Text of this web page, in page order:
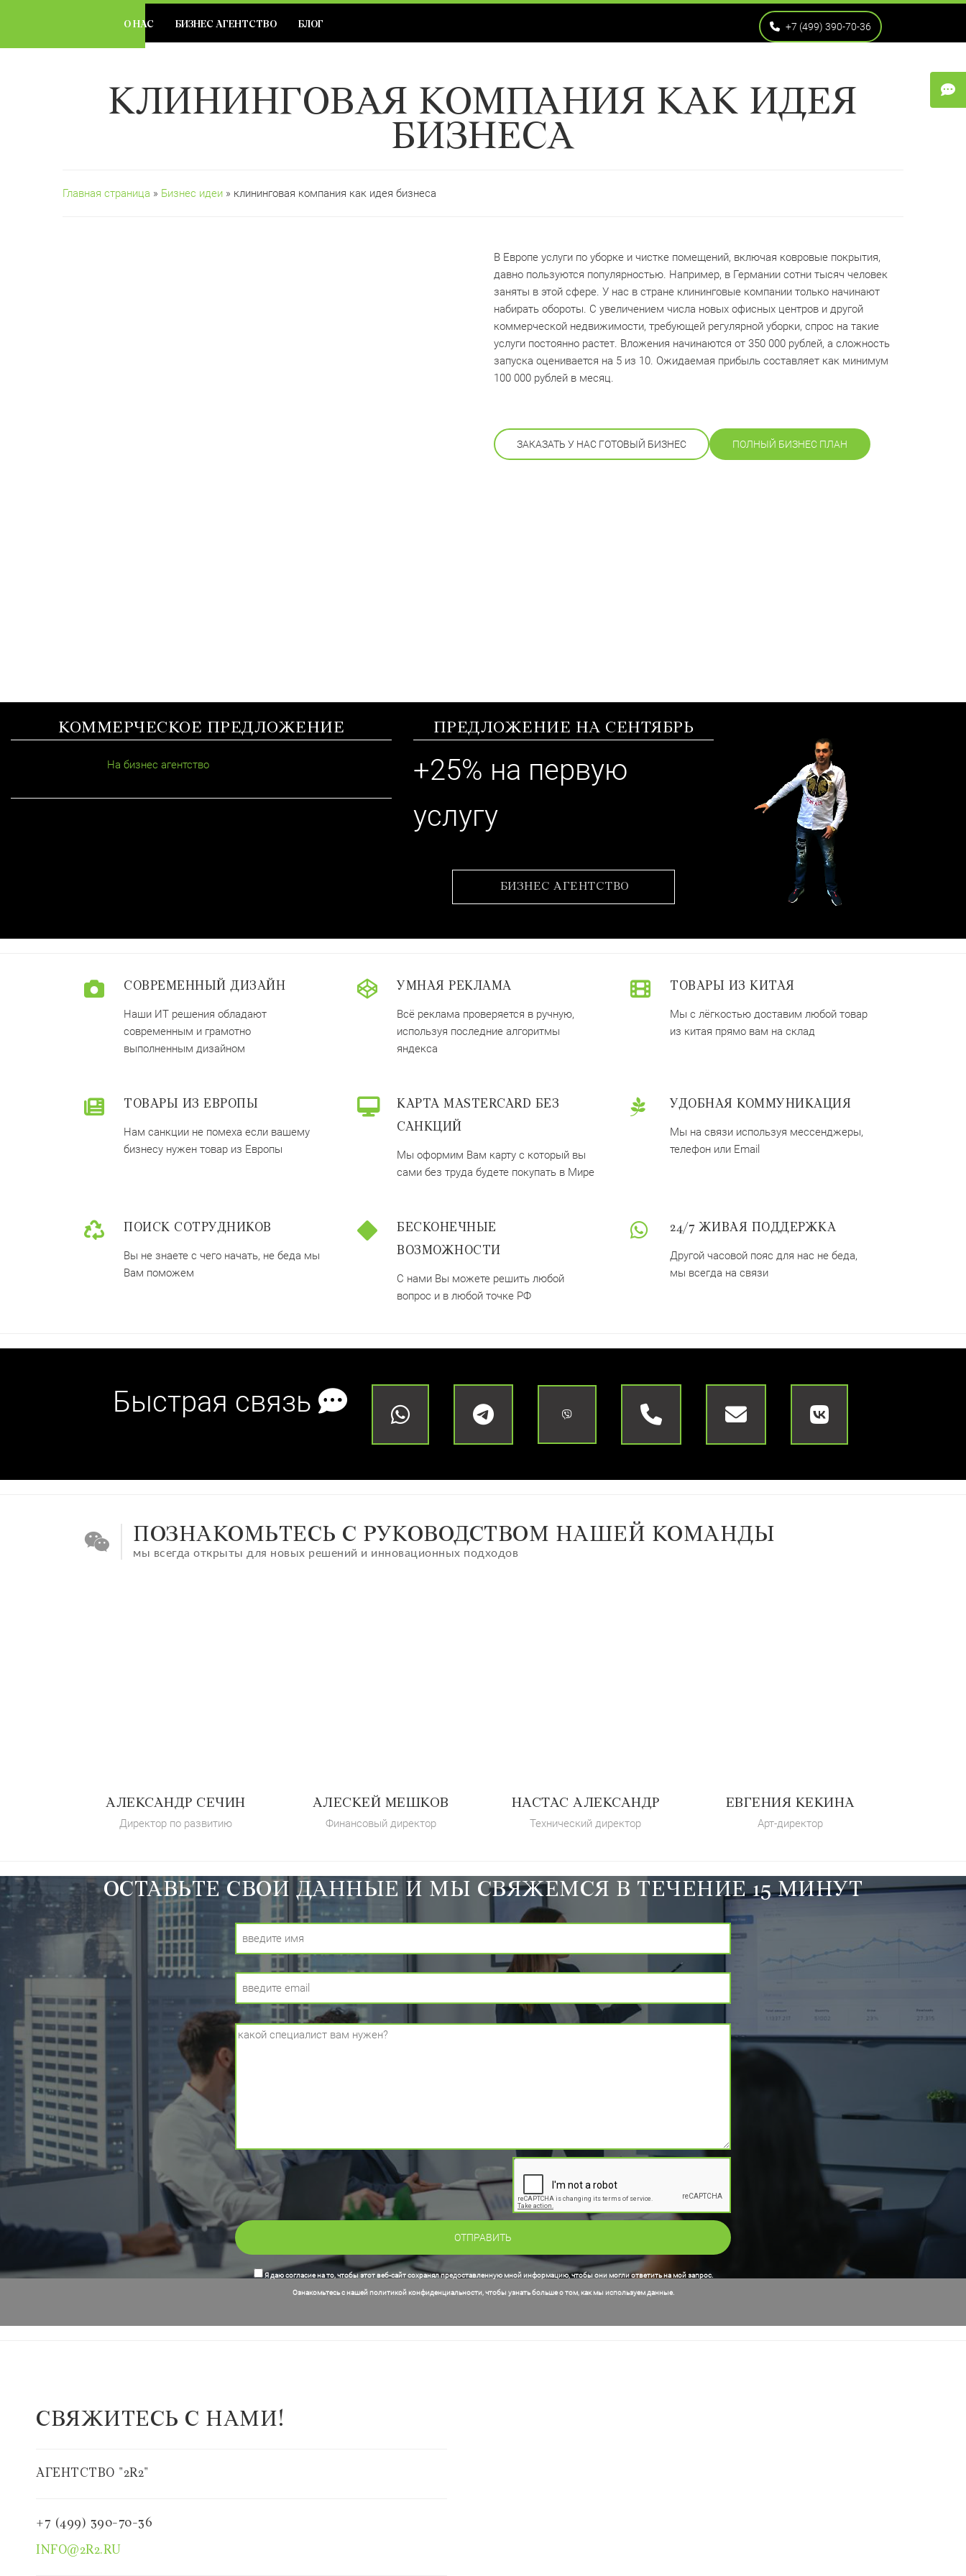
О НАС БИЗНЕС АГЕНТСТВО БЛОГ +7 (499) 390-70-36
КЛИНИНГОВАЯ КОМПАНИЯ КАК ИДЕЯ
БИЗНЕСА
Главная страница » Бизнес идеи » клининговая компания как идея бизнеса
В Европе услуги по уборке и чистке помещений, включая ковровые покрытия,
давно пользуются популярностью. Например, в Германии сотни тысяч человек
заняты в этой сфере. У нас в стране клининговые компании только начинают
набирать обороты. С увеличением числа новых офисных центров и другой
коммерческой недвижимости, требующей регулярной уборки, спрос на такие
услуги постоянно растет. Вложения начинаются от 350 000 рублей, а сложность
запуска оценивается на 5 из 10. Ожидаемая прибыль составляет как минимум
100 000 рублей в месяц.
ПОЛНЫЙ БИЗНЕС ПЛАН
ЗАКАЗАТЬ У НАС ГОТОВЫЙ БИЗНЕС
КОММЕРЧЕСКОЕ ПРЕДЛОЖЕНИЕ
На бизнес агентство
ПРЕДЛОЖЕНИЕ НА СЕНТЯБРЬ
+25% на первую
услугу
БИЗНЕС АГЕНТСТВО
СОВРЕМЕННЫЙ ДИЗАЙН
Наши ИТ решения обладают
современным и грамотно
выполненным дизайном
УМНАЯ РЕКЛАМА
Всё реклама проверяется в ручную,
используя последние алгоритмы
яндекса
ТОВАРЫ ИЗ КИТАЯ
Мы с лёгкостью доставим любой товар
из китая прямо вам на склад
ТОВАРЫ ИЗ ЕВРОПЫ
Нам санкции не помеха если вашему
бизнесу нужен товар из Европы
КАРТА MASTERCARD БЕЗ
САНКЦИЙ
Мы оформим Вам карту с который вы
сами без труда будете покупать в Мире
УДОБНАЯ КОММУНИКАЦИЯ
Мы на связи используя мессенджеры,
телефон или Email
ПОИСК СОТРУДНИКОВ
Вы не знаете с чего начать, не беда мы
Вам поможем
БЕСКОНЕЧНЫЕ
ВОЗМОЖНОСТИ
С нами Вы можете решить любой
вопрос и в любой точке РФ
24/7 ЖИВАЯ ПОДДЕРЖКА
Другой часовой пояс для нас не беда,
мы всегда на связи
Быстрая связь
ПОЗНАКОМЬТЕСЬ С РУКОВОДСТВОМ НАШЕЙ КОМАНДЫ
мы всегда открыты для новых решений и инновационных подходов
АЛЕКСАНДР СЕЧИН
Директор по развитию
АЛЕСКЕЙ МЕШКОВ
Финансовый директор
НАСТАС АЛЕКСАНДР
Технический директор
ЕВГЕНИЯ КЕКИНА
Арт-директор
ОСТАВЬТЕ СВОИ ДАННЫЕ И МЫ СВЯЖЕМСЯ В ТЕЧЕНИЕ 15 МИНУТ
Я даю согласие на то, чтобы этот веб-сайт сохранял предоставленную мной информацию, чтобы они могли ответить на мой запрос.
Ознакомьтесь с нашей политикой конфиденциальности, чтобы узнать больше о том, как мы используем данные.
СВЯЖИТЕСЬ С НАМИ!
АГЕНТСТВО "2R2"
+7 (499) 390-70-36
INFO@2R2.RU